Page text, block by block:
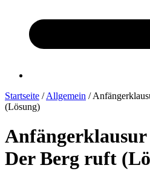
Startseite /Allgemein /
(Lösung)
Der Berg ruft